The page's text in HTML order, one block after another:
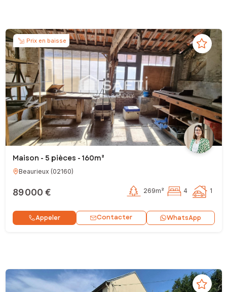
Prix en baisse
Maison - 5 pièces - 160m²
Beaurieux (02160)
89 000 € 269m² 4 1
Appeler Contacter WhatsApp